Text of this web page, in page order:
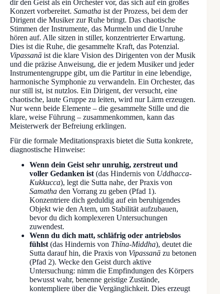
dir den Geist als ein Orchester vor, das sich auf ein großes
Konzert vorbereitet. Samatha ist der Prozess, bei dem der
Dirigent die Musiker zur Ruhe bringt. Das chaotische
Stimmen der Instrumente, das Murmeln und die Unruhe
hören auf. Alle sitzen in stiller, konzentrierter Erwartung.
Dies ist die Ruhe, die gesammelte Kraft, das Potenzial.
Vipassanā ist die klare Vision des Dirigenten von der Musik
und die präzise Anweisung, die er jedem Musiker und jeder
Instrumentengruppe gibt, um die Partitur in eine lebendige,
harmonische Symphonie zu verwandeln. Ein Orchester, das
nur still ist, ist nutzlos. Ein Dirigent, der versucht, eine
chaotische, laute Gruppe zu leiten, wird nur Lärm erzeugen.
Nur wenn beide Elemente – die gesammelte Stille und die
klare, weise Führung – zusammenkommen, kann das
Meisterwerk der Befreiung erklingen.
Für die formale Meditationspraxis bietet die Sutta konkrete,
diagnostische Hinweise:
Wenn dein Geist sehr unruhig, zerstreut und
voller Gedanken ist (das Hindernis von Uddhacca-
Kukkucca), legt die Sutta nahe, der Praxis von
Samatha den Vorrang zu geben (Pfad 1).
Konzentriere dich geduldig auf ein beruhigendes
Objekt wie den Atem, um Stabilität aufzubauen,
bevor du dich komplexeren Untersuchungen
zuwendest.
Wenn du dich matt, schläfrig oder antriebslos
fühlst (das Hindernis von Thīna-Middha), deutet die
Sutta darauf hin, die Praxis von Vipassanā zu betonen
(Pfad 2). Wecke den Geist durch aktive
Untersuchung: nimm die Empfindungen des Körpers
bewusst wahr, benenne geistige Zustände,
kontempliere über die Vergänglichkeit. Dies erzeugt